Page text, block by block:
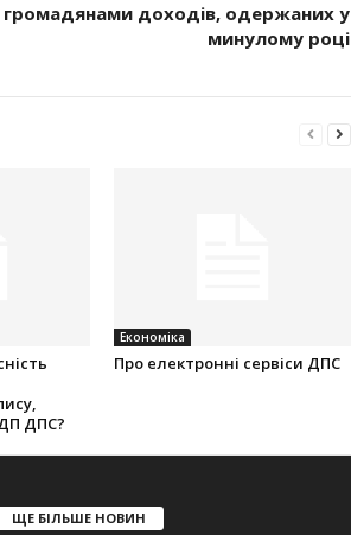
громадянами доходів, одержаних у
минулому році
ДПС?
Економіка
Про електронні сервіси ДПС
ЩЕ БІЛЬШЕ НОВИН